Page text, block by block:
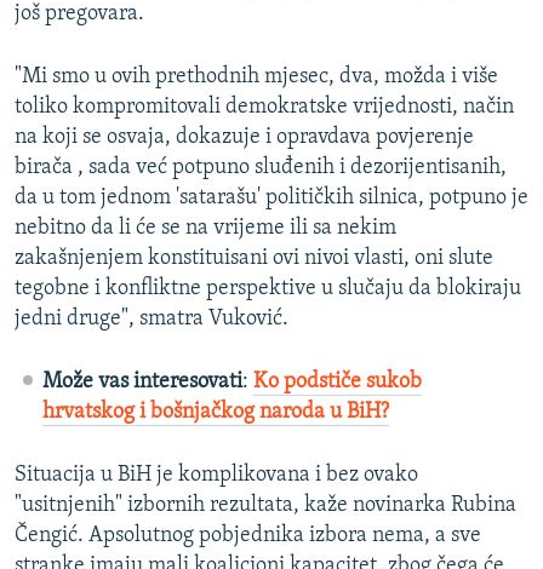
još pregovara.
"Mi smo u ovih prethodnih mjesec, dva, možda i više
toliko kompromitovali demokratske vrijednosti, način
na koji se osvaja, dokazuje i opravdava povjerenje
birača , sada već potpuno sluđenih i dezorijentisanih,
da u tom jednom 'satarašu' političkih silnica, potpuno je
nebitno da li će se na vrijeme ili sa nekim
zakašnjenjem konstituisani ovi nivoi vlasti, oni slute
tegobne i konfliktne perspektive u slučaju da blokiraju
jedni druge", smatra Vuković.
Može vas interesovati: Ko podstiče sukob
hrvatskog i bošnjačkog naroda u BiH?
Situacija u BiH je komplikovana i bez ovako
"usitnjenih" izbornih rezultata, kaže novinarka Rubina
Čengić. Apsolutnog pobjednika izbora nema, a sve